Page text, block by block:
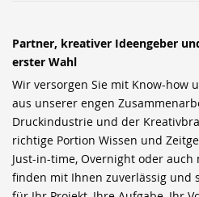
Partner, kreativer Ideengeber
erster Wahl
Wir versorgen Sie mit Know-how
aus unserer engen
Druckindustrie und der
richtige Portion Wissen und
Just-in-time, Overnight oder auch
finden mit Ihnen zuverlässig und